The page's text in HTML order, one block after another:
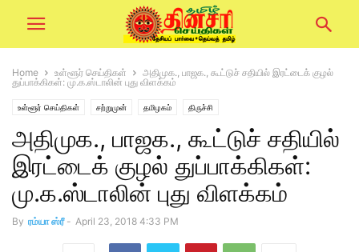
Home உள்ளூர் செய்திகள்
அதிமுக., பாஜக., கூட்டுச் சதியில் இரட்டைக் குழல்
துப்பாக்கிகள்: மு.க.ஸ்டாலின் புது விளக்கம்
உள்ளூர் செய்திகள் சற்றுமுன் தமிழகம் திருச்சி
அதிமுக., பாஜக., கூட்டுச் சதியில்
இரட்டைக் குழல் துப்பாக்கிகள்:
மு.க.ஸ்டாலின் புது விளக்கம்
By ரம்யா ஸ்ரீ - April 23, 2018 4:33 PM